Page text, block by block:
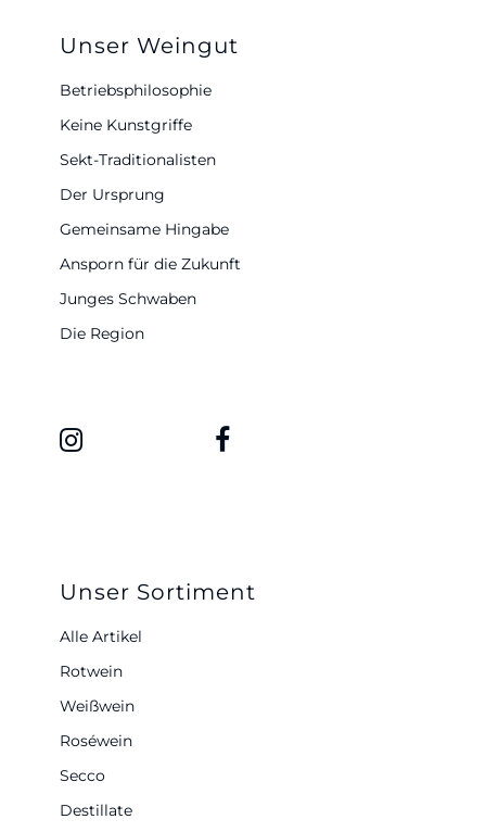
Unser Weingut
Betriebsphilosophie
Keine Kunstgriffe
Sekt-Traditionalisten
Der Ursprung
Gemeinsame Hingabe
Ansporn für die Zukunft
Junges Schwaben
Die Region
Unser Sortiment
Alle Artikel
Rotwein
Weißwein
Roséwein
Secco
Destillate